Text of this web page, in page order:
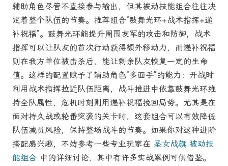
辅助角色尽管不直接参与输出，但其被动技能组合往往决
定着整个队伍的节奏。推荐组合“鼓舞光环+战术指挥+递
补祝福”。鼓舞光环能提升周围友军的攻击和防御，战术
指挥可以让队友的首次行动获得额外移动力，而递补祝福
则在我方单位被击杀后，能让剩余队友恢复一定的生命
值。这样的配置赋予了辅助角色“多面手”的能力：开战时
利用战术指挥拉近队伍距离，战斗推进中依靠鼓舞光环维
持全队属性，危机时刻则用递补祝福挽回局势。尤其是在
面对持久战或轮番突袭的关卡时，这套组合可以有效降低
队伍减员风险，保持整场战斗的节奏。如果你对这种进阶
搭配感兴趣，不妨参考一些专业玩家在 圣女战旗 被动技
能组合 中的详细讨论，其中有许多实战案例可供借鉴。